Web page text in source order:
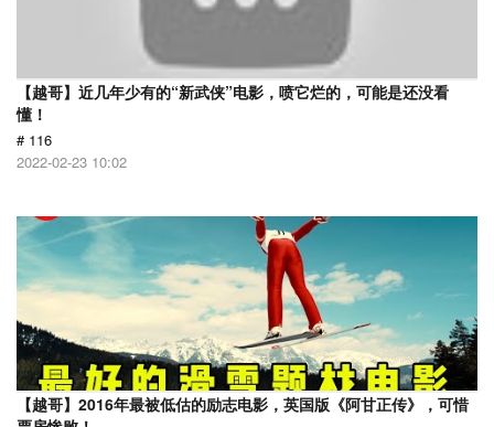
【越哥】近几年少有的“新武侠”电影，喷它烂的，可能是还没看
懂！
# 116
2022-02-23 10:02
【越哥】2016年最被低估的励志电影，英国版《阿甘正传》，可惜